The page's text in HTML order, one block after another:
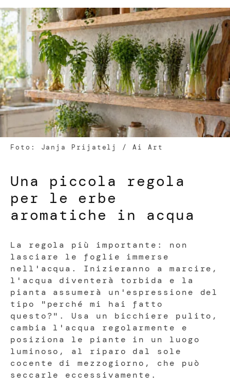
Foto: Janja Prijatelj / Ai Art
Una piccola regola
per le erbe
aromatiche in acqua
La regola più importante: non
lasciare le foglie immerse
nell'acqua. Inizieranno a marcire,
l'acqua diventerà torbida e la
pianta assumerà un'espressione del
tipo "perché mi hai fatto
questo?". Usa un bicchiere pulito,
cambia l'acqua regolarmente e
posiziona le piante in un luogo
luminoso, al riparo dal sole
cocente di mezzogiorno, che può
seccarle eccessivamente.